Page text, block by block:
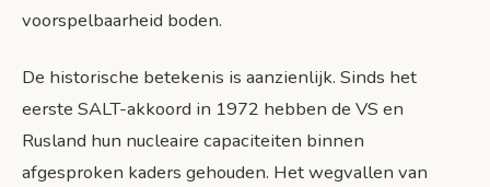
voorspelbaarheid boden.
De historische betekenis is aanzienlijk. Sinds het
eerste SALT-akkoord in 1972 hebben de VS en
Rusland hun nucleaire capaciteiten binnen
afgesproken kaders gehouden. Het wegvallen van